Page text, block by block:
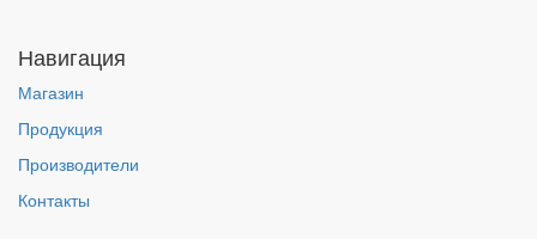
Навигация
Магазин
Продукция
Производители
Контакты